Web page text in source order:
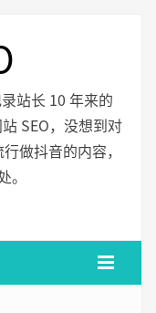
站长 10 年来的
SEO，没想到对
做抖音的内容，
。